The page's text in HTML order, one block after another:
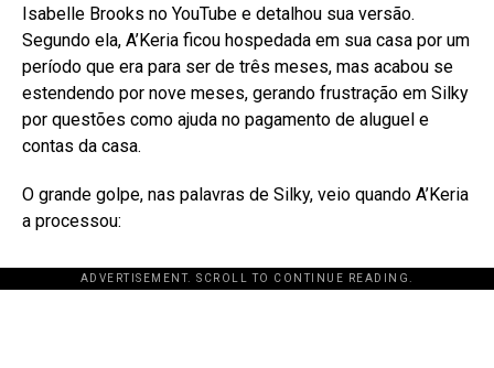
Isabelle Brooks no YouTube e detalhou sua versão.
Segundo ela, A’Keria ficou hospedada em sua casa por um
período que era para ser de três meses, mas acabou se
estendendo por nove meses, gerando frustração em Silky
por questões como ajuda no pagamento de aluguel e
contas da casa.
O grande golpe, nas palavras de Silky, veio quando A’Keria
a processou:
ADVERTISEMENT. SCROLL TO CONTINUE READING.